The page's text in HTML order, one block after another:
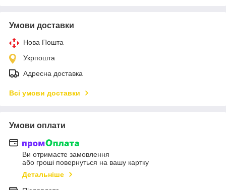
Умови доставки
Нова Пошта
Укрпошта
Адресна доставка
Всі умови доставки
Умови оплати
Ви отримаєте замовлення
або гроші повернуться на вашу картку
Детальніше